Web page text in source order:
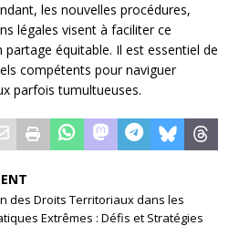
les nouvelles procédures,
légales visent à faciliter ce
équitable. Il est essentiel de
compétents pour naviguer
parfois tumultueuses.
des Droits Territoriaux dans les
Extrêmes : Défis et Stratégies